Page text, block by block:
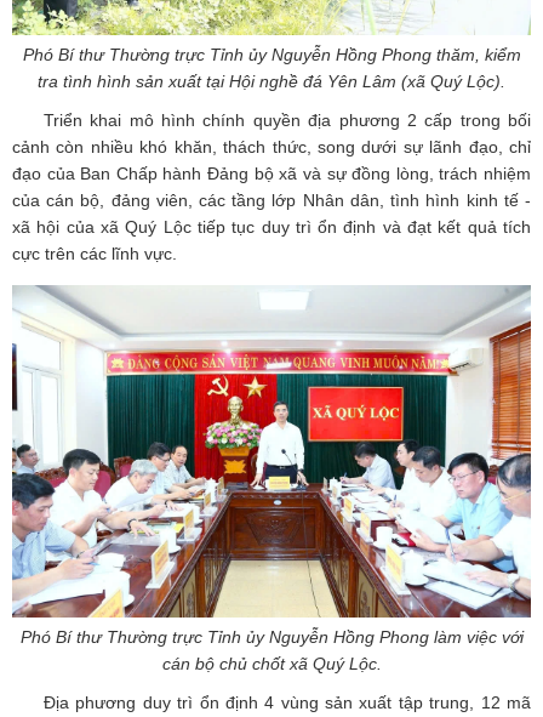
Phó Bí thư Thường trực Tỉnh ủy Nguyễn Hồng Phong thăm, kiểm
tra tình hình sản xuất tại Hội nghề đá Yên Lâm (xã Quý Lộc).
Triển khai mô hình chính quyền địa phương 2 cấp trong bối
cảnh còn nhiều khó khăn, thách thức, song dưới sự lãnh đạo, chỉ
đạo của Ban Chấp hành Đảng bộ xã và sự đồng lòng, trách nhiệm
của cán bộ, đảng viên, các tầng lớp Nhân dân, tình hình kinh tế -
xã hội của xã Quý Lộc tiếp tục duy trì ổn định và đạt kết quả tích
cực trên các lĩnh vực.
Phó Bí thư Thường trực Tỉnh ủy Nguyễn Hồng Phong làm việc với
cán bộ chủ chốt xã Quý Lộc.
Địa phương duy trì ổn định 4 vùng sản xuất tập trung, 12 mã